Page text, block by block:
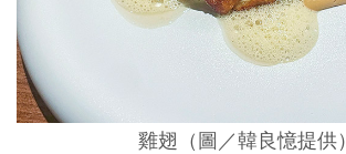
雞翅（圖／韓良憶提供）